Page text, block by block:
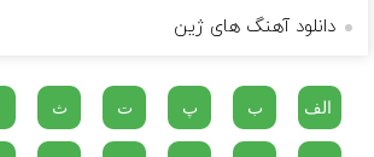
دانلود آهنگ های ژین
الف ب پ ت ث